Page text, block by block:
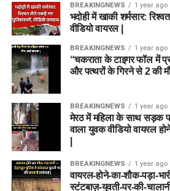
BREAKINGNEWS 1 year ago
भदोही में खाकी शर्मसार:
वीडियो वायरल |
BREAKINGNEWS 1 year ago
“चकराता के टाइगर फॉल में
और पत्थरों के गिरने से 2 की
BREAKINGNEWS 1 year ago
मेरठ में महिला के साथ सड़क
वाला युवक वीडियो वायरल
BREAKINGNEWS 1 year ago
वायरल-होने-का-शौक-पड़ा-
स्टंटबाज़-युवती-पर-की-चालानी-